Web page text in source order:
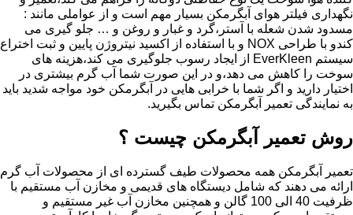
نگهداری فیلتر هوای آبگرمکن بسیار مهم است و از عواملی مانند :
مسدود شدن شعله با آستر،گرد و غبار و روغن و … جلو گیری می
کندو با طراحی NOX و با استفاده از اکسید نیتروژن پایین و ثبت اختراع
سیستم EverKleen از ایجاد رسوب جلوگیری می کند،هزینه های
سوخت را کاهش می دهد،و در این صورت شما آب گرم بیشتری در
اختیار دارید و اگر شما با خرابی هایی در آبگرمکن خود مواجه شدید باید
به نمایندگی تعمیر آبگرمکن تماس بگیرید.
روش تعمیر آبگرمکن چیست ؟
تعمیر آبگرمکن همه محصولات طیف گسترده ای از محصولات آب گرم
ارائه می دهند که شامل دیستگاه های قدیمی و مخازن آب مستقیم با
ظرفیت 40 الی 100 گالن و همچنین مخازن آب غیر مستقیم و